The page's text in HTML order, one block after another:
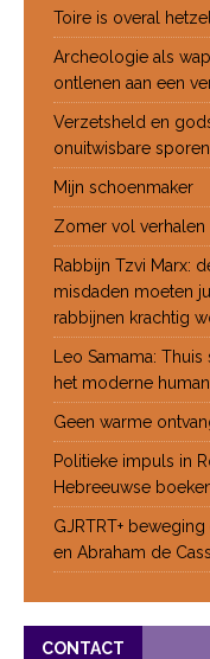
Toire is overal
Archeologie als
ontlenen aan een
Verzetsheld en
onuitwisbare
Mijn schoenmaker
Zomer vol
Rabbijn Tzvi Marx:
misdaden moeten
rabbijnen krachtig
Leo Samama:
het moderne
Geen warme
Politieke impuls in
Hebreeuwse
GJRTRT+
en Abraham de
CONTACT